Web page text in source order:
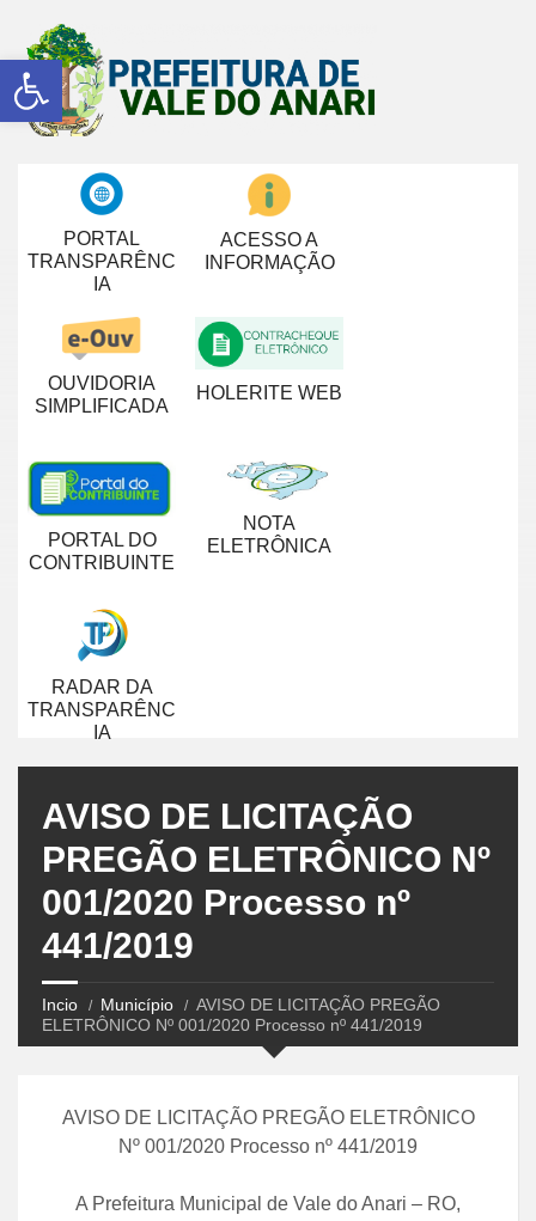
Abrir a barra de ferramentas
PORTAL
TRANSPARÊNC
IA
ACESSO A
INFORMAÇÃO
OUVIDORIA
SIMPLIFICADA
HOLERITE WEB
PORTAL DO
CONTRIBUINTE
NOTA
ELETRÔNICA
RADAR DA
TRANSPARÊNC
IA
AVISO DE LICITAÇÃO
PREGÃO ELETRÔNICO Nº
001/2020 Processo nº
441/2019
Incio Município
AVISO DE LICITAÇÃO PREGÃO
ELETRÔNICO Nº 001/2020 Processo nº 441/2019
AVISO DE LICITAÇÃO PREGÃO ELETRÔNICO
Nº 001/2020 Processo nº 441/2019
A Prefeitura Municipal de Vale do Anari – RO,